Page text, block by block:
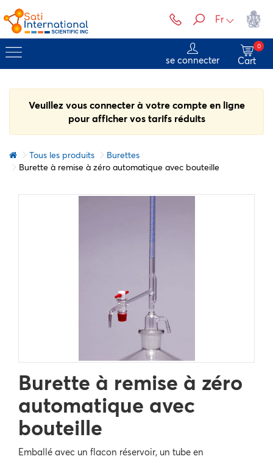
Fr
se connecter Cart
0
Veuillez vous connecter à votre compte en ligne
pour afficher vos tarifs réduits
Tous les produits
Burettes
Burette à remise à zéro automatique avec bouteille
Burette à remise à zéro
automatique avec
bouteille
Emballé avec un flacon réservoir, un tube en